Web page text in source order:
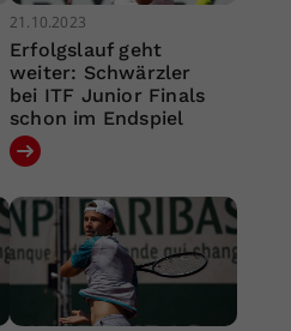
21.10.2023
Erfolgslauf geht
weiter: Schwärzler
bei ITF Junior Finals
schon im Endspiel